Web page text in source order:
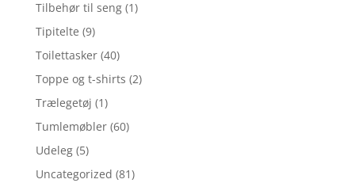
Tilbehør til seng (1)
Tipitelte (9)
Toilettasker (40)
Toppe og t-shirts (2)
Trælegetøj (1)
Tumlemøbler (60)
Udeleg (5)
Uncategorized (81)